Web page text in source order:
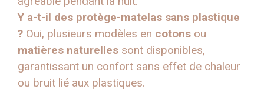
Y a-t-il des protège-matelas sans plastique
? Oui, plusieurs modèles en cotons ou
matières naturelles sont disponibles,
garantissant un confort sans effet de chaleur
ou bruit lié aux plastiques.